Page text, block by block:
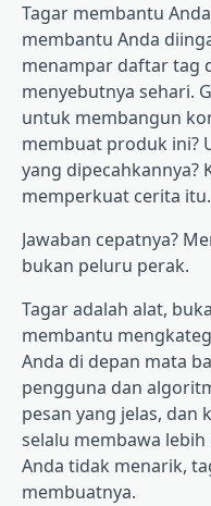
Tagar membantu
membantu Anda
menampar daftar tag
menyebutnya sehari.
untuk membangun
membuat produk ini?
yang dipecahkannya?
memperkuat cerita itu.
Jawaban cepatnya?
bukan peluru perak.
Tagar adalah alat,
membantu
Anda di depan mata
pengguna dan
pesan yang jelas, dan
selalu membawa
Anda tidak menarik,
membuatnya.